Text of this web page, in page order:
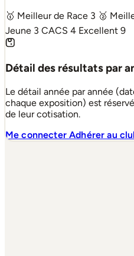
🥇 Meilleur de Race 3 🥈
Jeune 3 CACS 4 Excellent 9
Détail des résultats par
Le détail année par année
chaque exposition) est
de leur cotisation.
Me connecterAdhérer au